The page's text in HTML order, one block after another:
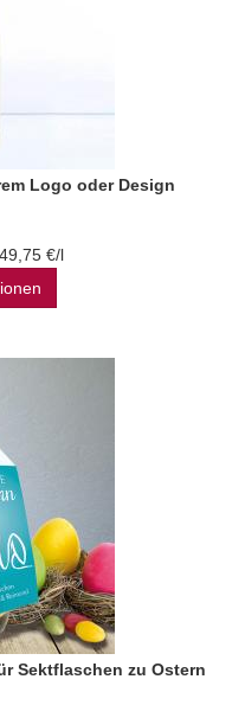
Logo oder Design
€/l
Sektflaschen zu Ostern